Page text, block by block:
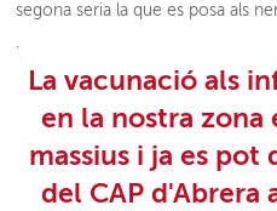
segona seria la que es posa als
.
La vacunació als
en la nostra zona
massius i ja es pot
del CAP d'Abrera